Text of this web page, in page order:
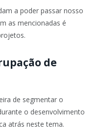
a poder passar nosso
as mencionadas é
de
de segmentar o
o desenvolvimento
atrás neste tema.